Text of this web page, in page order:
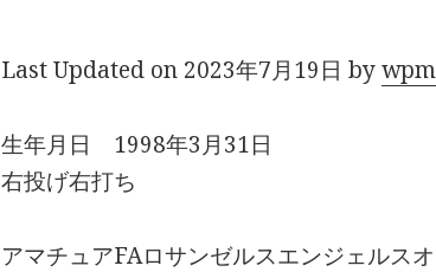
Last Updated on 2023年7月19日 by
生年月日 1998年3月31日
右投げ右打ち
アマチュアFAロサンゼルスエンジェルス